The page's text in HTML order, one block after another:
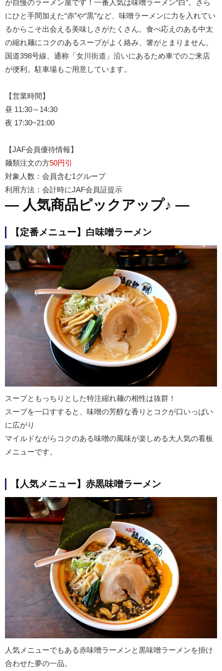
が自慢のラーメン屋です！一番人気は味噌ラーメン“白”。さら
にひと手間加えた“赤”や“黒”など、味噌ラーメンに力を入れてい
るからこそ出会える美味しさがたくさん。食べ応えのある中太
の縮れ麺にコクのあるスープがよく絡み、箸がとまりません。
国道398号線、通称「女川街道」沿いにあるため車でのご来店
が便利。駐車場もご用意しています。
【営業時間】
昼 11:30～14:30
夜 17:30~21:00
【JAF会員優待情報】
麺類注文の方50円引
対象人数：会員含む1グループ
利用方法：会計時にJAF会員証提示
― 人気商品ピックアップ♪ ―
【定番メニュー】白味噌ラーメン
スープともっちりとした特注縮れ麺の相性は抜群！
スープを一口すすると、味噌の芳醇な香りとコクが口いっぱい
に広がり
マイルドながらコクのある味噌の風味が楽しめる大人気の看板
メニューです。
【人気メニュー】赤黒味噌ラーメン
人気メニューでもある赤味噌ラーメンと黒味噌ラーメンを掛け
合わせた夢の一品。